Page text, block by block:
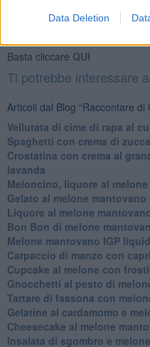
Data Deletion
Newsletter QUInews -
Basta cliccare QUI
Ti potrebbe interessare
Articoli dal Blog “Raccontare di
Vellutata di cime di rapa al
Spaghetti con crema di
Crostatina con crema al
lavanda
Meloncino, liquore al
Gelato al melone mantovano
Liquore al melone
Bon Bon di melone
Melone mantovano IGP
Carpaccio di manzo con
Cupcake al melone con
Gnocchetti al pesto di
Tartare di fassona con
Gelatine al cardamomo e
Cheesecake al melone
Insalata di sgombro e